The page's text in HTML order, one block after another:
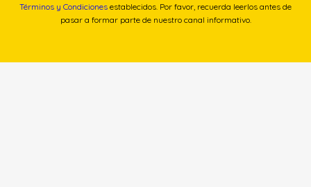
Términos y Condiciones establecidos. Por favor, recuerda leerlos antes de
pasar a formar parte de nuestro canal informativo.